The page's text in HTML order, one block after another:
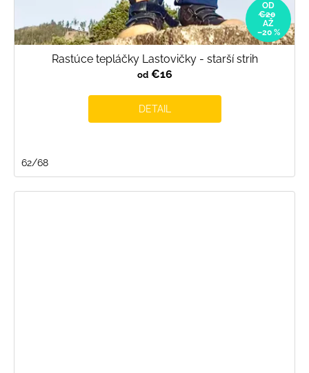
OD
€20
AŽ
–20 %
Rastúce tepláčky Lastovičky - starší strih
od€16
DETAIL
62/68